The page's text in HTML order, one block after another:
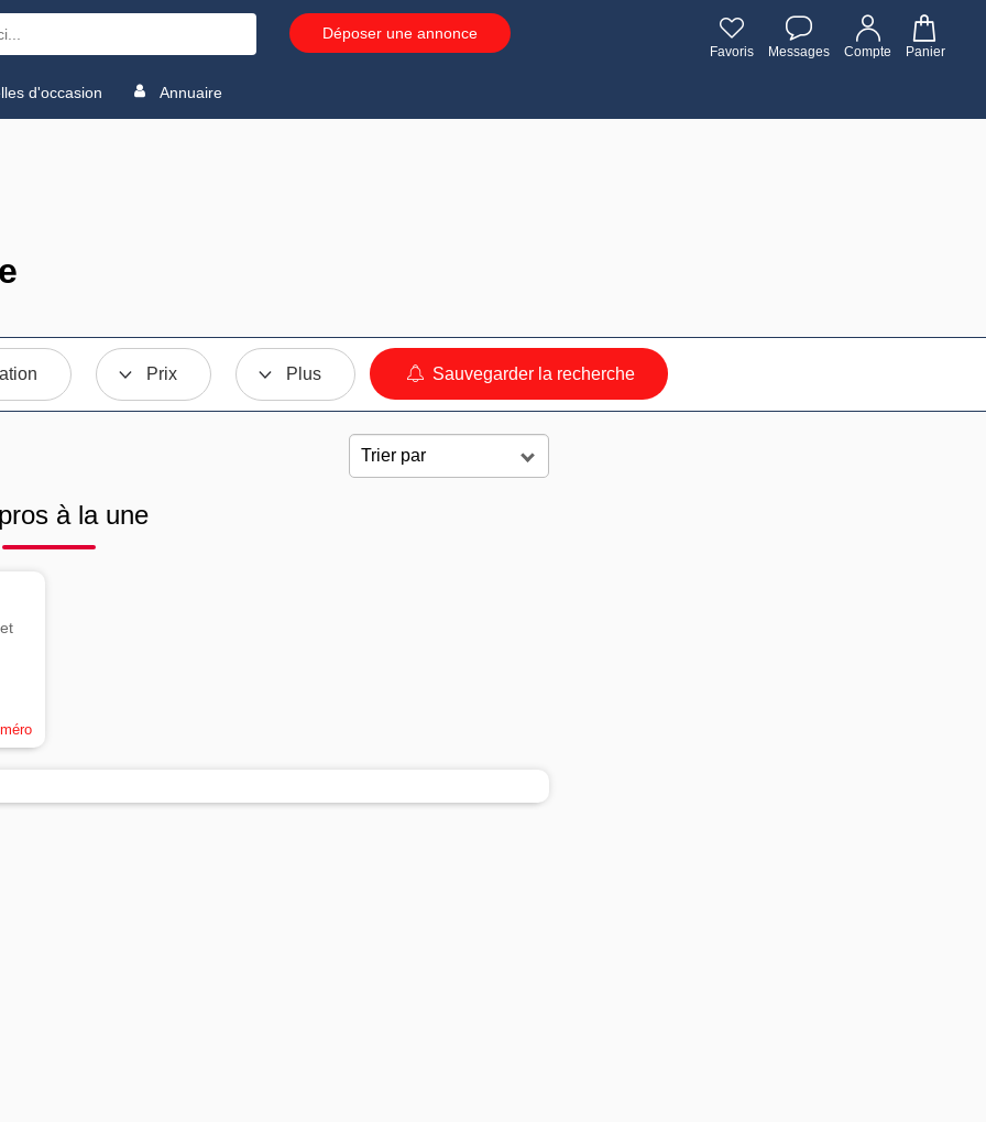
Déposer une annonce
Favoris Messages Compte Panier
d'occasion Annuaire
Prix Plus Sauvegarder la recherche
à la une